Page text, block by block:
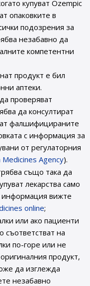
купуват Ozempic
опаковките в
подозрения за
незабавно да
компетентни
продукт е бил
аптеки.
проверяват
да консултират
фалшифицираните
с информация за
от регулаторния
Medicines Agency).
също така да
лекарства само
информация вижте
online;
или ако пациенти
съответстват на
по-горе или не
продукт,
да изглежда
незабавно